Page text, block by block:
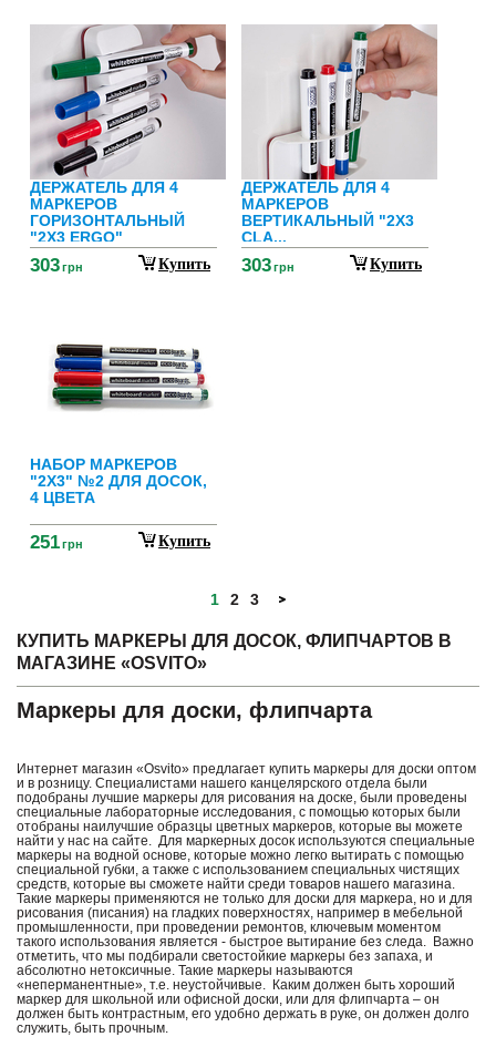
ДЕРЖАТЕЛЬ ДЛЯ 4
МАРКЕРОВ
ГОРИЗОНТАЛЬНЫЙ
"2Х3 ERGO"
303грн Купить
ДЕРЖАТЕЛЬ ДЛЯ 4
МАРКЕРОВ
ВЕРТИКАЛЬНЫЙ "2Х3
CLA...
303грн Купить
НАБОР МАРКЕРОВ
"2Х3" №2 ДЛЯ ДОСОК,
4 ЦВЕТА
251грн Купить
1 2 3
КУПИТЬ МАРКЕРЫ ДЛЯ ДОСОК, ФЛИПЧАРТОВ В
МАГАЗИНЕ «OSVITO»
Маркеры для доски, флипчарта
Интернет магазин «Osvito» предлагает купить маркеры для доски оптом
и в розницу. Специалистами нашего канцелярского отдела были
подобраны лучшие маркеры для рисования на доске, были проведены
специальные лабораторные исследования, с помощью которых были
отобраны наилучшие образцы цветных маркеров, которые вы можете
найти у нас на сайте. Для маркерных досок используются специальные
маркеры на водной основе, которые можно легко вытирать с помощью
специальной губки, а также с использованием специальных чистящих
средств, которые вы сможете найти среди товаров нашего магазина.
Такие маркеры применяются не только для доски для маркера, но и для
рисования (писания) на гладких поверхностях, например в мебельной
промышленности, при проведении ремонтов, ключевым моментом
такого использования является - быстрое вытирание без следа. Важно
отметить, что мы подбирали светостойкие маркеры без запаха, и
абсолютно нетоксичные. Такие маркеры называются
«неперманентные», т.е. неустойчивые. Каким должен быть хороший
маркер для школьной или офисной доски, или для флипчарта – он
должен быть контрастным, его удобно держать в руке, он должен долго
служить, быть прочным.